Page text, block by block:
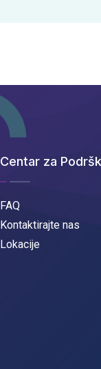
Centar za
FAQ
Kontaktirajte nas
Lokacije